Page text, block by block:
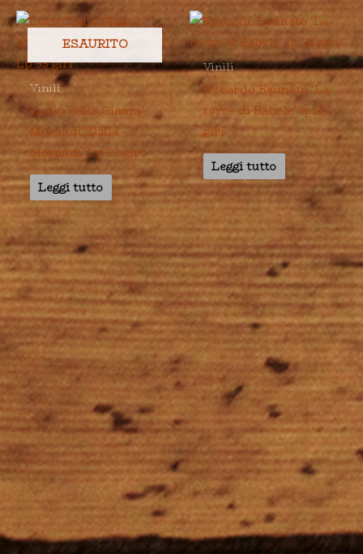
ESAURITO
Vinili
Lucio Dalla Gianni
Morandi ‘Dalla –
Morandi’ Lp 33 giri
Leggi tutto
Vinili
Edoardo Bennato ‘La
torre di Babele’ lp 33
giri
Leggi tutto